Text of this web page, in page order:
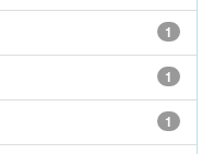
1
1
1